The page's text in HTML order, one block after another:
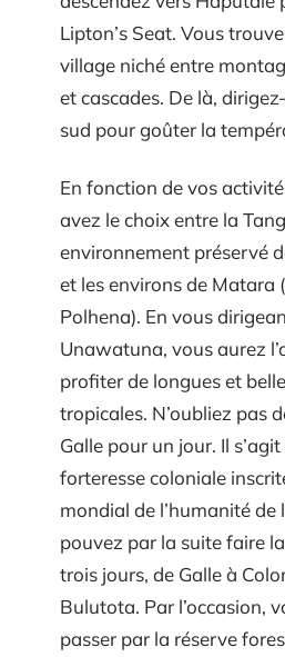
Lipton’s Seat. Vous
village niché entre
et cascades. De là,
sud pour goûter la
En fonction de vos
avez le choix entre la
environnement préservé
et les environs de Matara
Polhena). En vous
Unawatuna, vous aurez
profiter de longues et
tropicales. N’oubliez pas
Galle pour un jour. Il s’agit
forteresse coloniale
mondial de l’humanité de
pouvez par la suite faire
trois jours, de Galle à
Bulutota. Par l’occasion,
passer par la réserve